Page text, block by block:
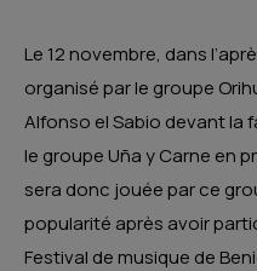
Le 12 novembre, dans
organisé par le groupe
Alfonso el Sabio devant la
le groupe Uña y Carne en
sera donc jouée par ce
popularité après avoir
Festival de musique de